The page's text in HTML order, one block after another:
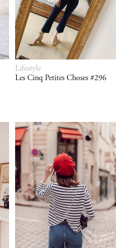
Lifestyle
Les Cinq Petites Choses #296